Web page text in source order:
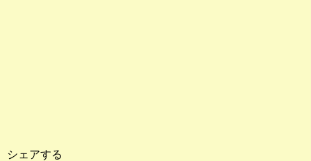
シェアする